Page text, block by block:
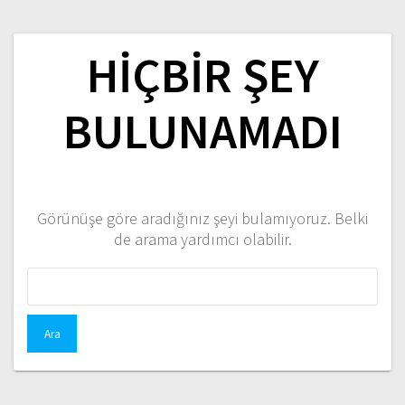
HIÇBIR ŞEY
BULUNAMADI
Görünüşe göre aradığınız şeyi bulamıyoruz. Belki
de arama yardımcı olabilir.